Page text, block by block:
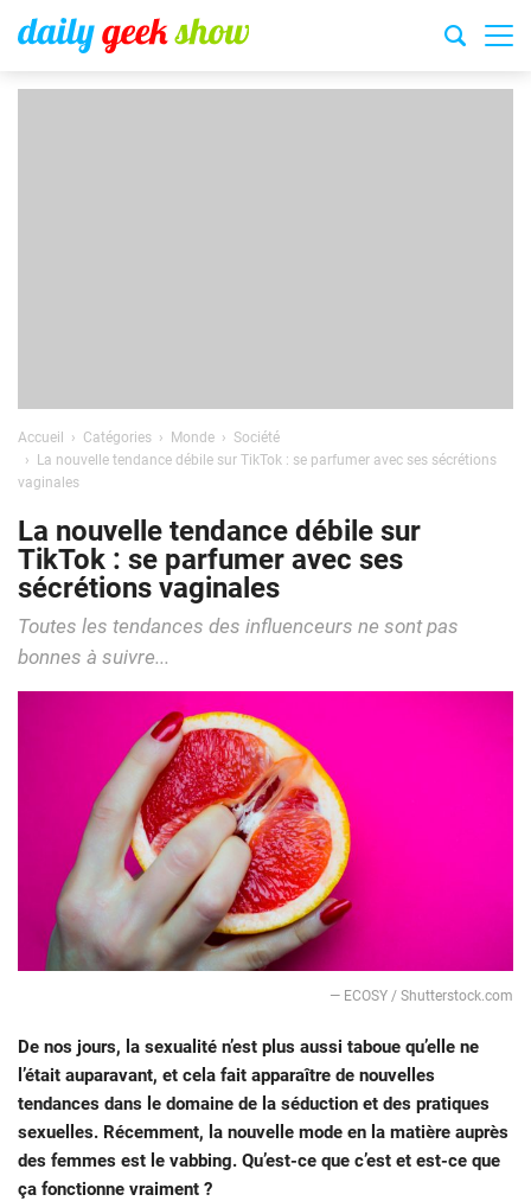
Accueil Catégories Monde
Société
La nouvelle tendance débile sur TikTok : se parfumer avec ses sécrétions
vaginales
La nouvelle tendance débile sur
TikTok : se parfumer avec ses
sécrétions vaginales
Toutes les tendances des influenceurs ne sont pas
bonnes à suivre...
— ECOSY / Shutterstock.com
De nos jours, la sexualité n’est plus aussi taboue qu’elle ne
l’était auparavant, et cela fait apparaître de nouvelles
tendances dans le domaine de la séduction et des pratiques
sexuelles. Récemment, la nouvelle mode en la matière auprès
des femmes est le vabbing. Qu’est-ce que c’est et est-ce que
ça fonctionne vraiment ?